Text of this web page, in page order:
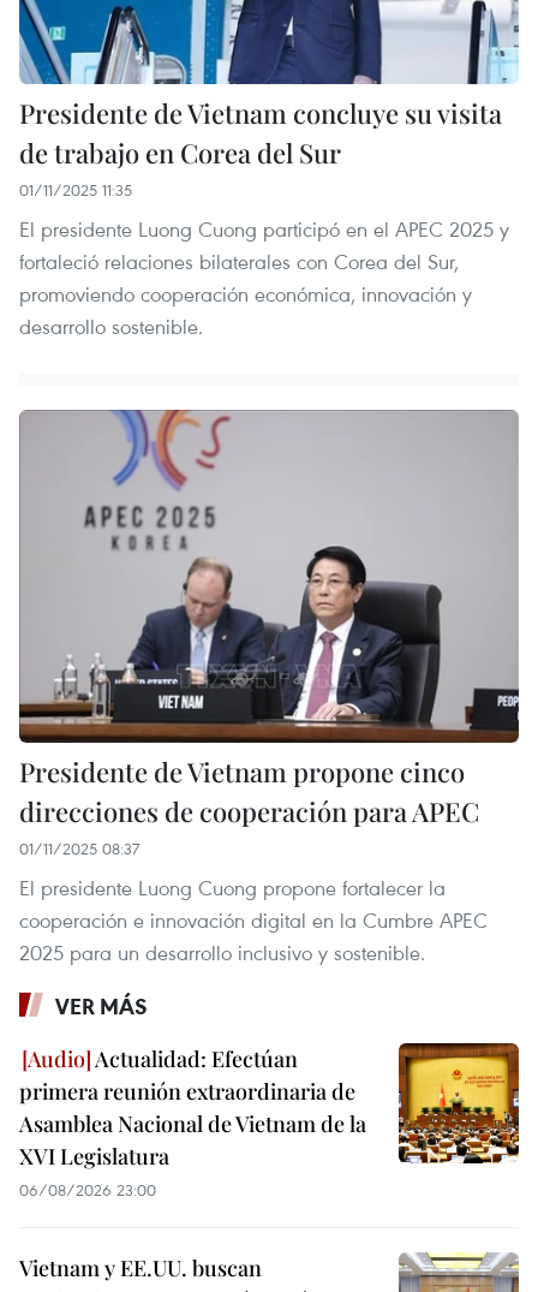
Presidente de Vietnam concluye su visita
de trabajo en Corea del Sur
01/11/2025 11:35
El presidente Luong Cuong participó en el APEC 2025 y
fortaleció relaciones bilaterales con Corea del Sur,
promoviendo cooperación económica, innovación y
desarrollo sostenible.
Presidente de Vietnam propone cinco
direcciones de cooperación para APEC
01/11/2025 08:37
El presidente Luong Cuong propone fortalecer la
cooperación e innovación digital en la Cumbre APEC
2025 para un desarrollo inclusivo y sostenible.
VER MÁS
Actualidad: Efectúan
primera reunión extraordinaria de
Asamblea Nacional de Vietnam de la
XVI Legislatura
06/08/2026 23:00
Vietnam y EE.UU. buscan